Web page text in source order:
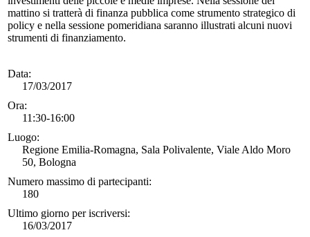
mattino si tratterà di finanza pubblica come strumento strategico di
policy e nella sessione pomeridiana saranno illustrati alcuni nuovi
strumenti di finanziamento.
Data:
17/03/2017
Ora:
11:30-16:00
Luogo:
Regione Emilia-Romagna, Sala Polivalente, Viale Aldo Moro
50, Bologna
Numero massimo di partecipanti:
180
Ultimo giorno per iscriversi:
16/03/2017